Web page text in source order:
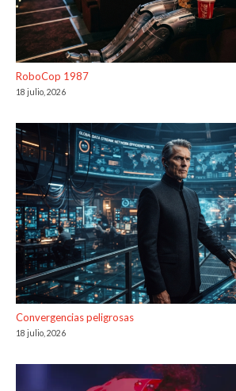
RoboCop 1987
18 julio, 2026
Convergencias peligrosas
18 julio, 2026